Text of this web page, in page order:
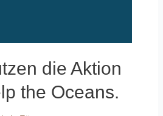
die Aktion
the Oceans.